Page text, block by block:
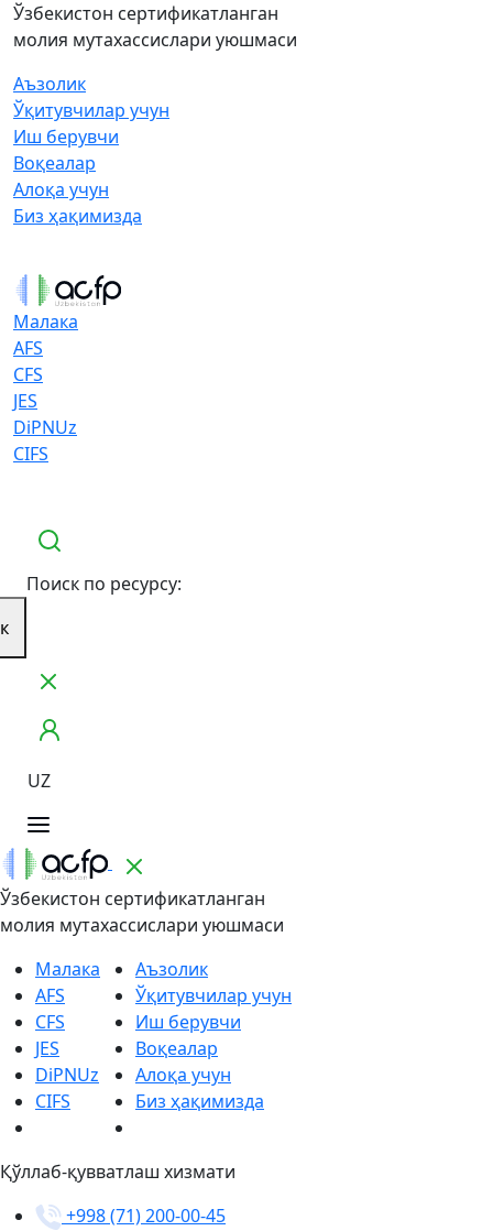
Ўзбекистон сертификатланган
молия мутахассислари уюшмаси
Аъзолик
Ўқитувчилар учун
Иш берувчи
Воқеалар
Алоқа учун
Биз ҳақимизда
Малака
AFS
CFS
JES
DiPNUz
CIFS
Поиск по ресурсу:
UZ
Ўзбекистон сертификатланган
молия мутахассислари уюшмаси
Малака
AFS
CFS
JES
DiPNUz
CIFS
Аъзолик
Ўқитувчилар учун
Иш берувчи
Воқеалар
Алоқа учун
Биз ҳақимизда
Қўллаб-қувватлаш хизмати
+998 (71) 200-00-45